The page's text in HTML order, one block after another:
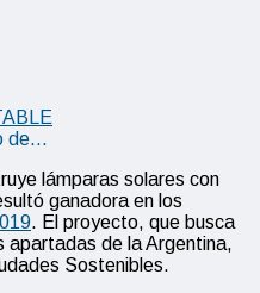
de…
lámparas solares con
ganadora en los
. El proyecto, que busca
apartadas de la Argentina,
Sostenibles.